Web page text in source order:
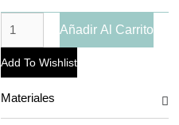
Añadir Al Carrito
Add To Wishlist
Materiales